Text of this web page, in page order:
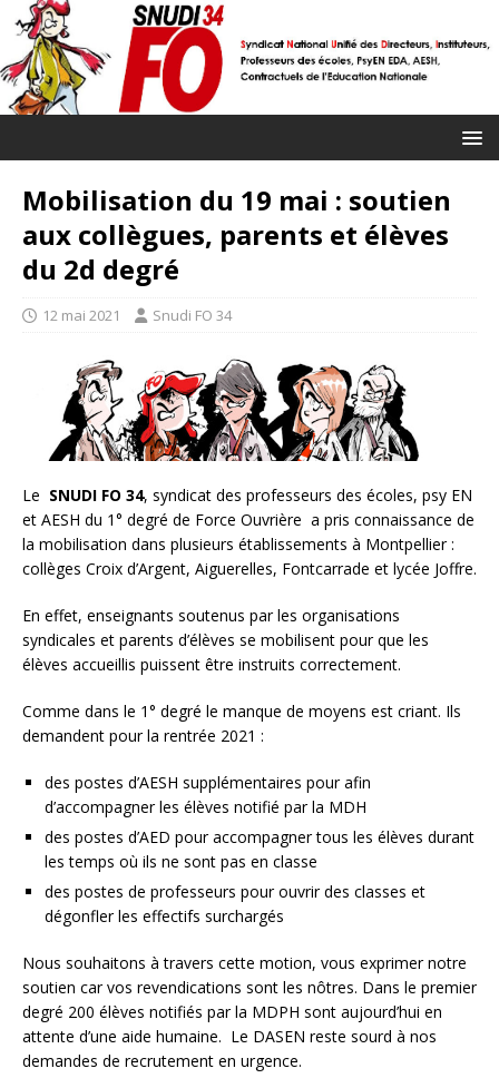
Mobilisation du 19 mai : soutien
aux collègues, parents et élèves
du 2d degré
12 mai 2021 Snudi FO 34
Le SNUDI FO 34, syndicat des professeurs des écoles, psy EN
et AESH du 1° degré de Force Ouvrière a pris connaissance de
la mobilisation dans plusieurs établissements à Montpellier :
collèges Croix d’Argent, Aiguerelles, Fontcarrade et lycée Joffre.
En effet, enseignants soutenus par les organisations
syndicales et parents d’élèves se mobilisent pour que les
élèves accueillis puissent être instruits correctement.
Comme dans le 1° degré le manque de moyens est criant. Ils
demandent pour la rentrée 2021 :
des postes d’AESH supplémentaires pour afin
d’accompagner les élèves notifié par la MDH
des postes d’AED pour accompagner tous les élèves durant
les temps où ils ne sont pas en classe
des postes de professeurs pour ouvrir des classes et
dégonfler les effectifs surchargés
Nous souhaitons à travers cette motion, vous exprimer notre
soutien car vos revendications sont les nôtres. Dans le premier
degré 200 élèves notifiés par la MDPH sont aujourd’hui en
attente d’une aide humaine. Le DASEN reste sourd à nos
demandes de recrutement en urgence.